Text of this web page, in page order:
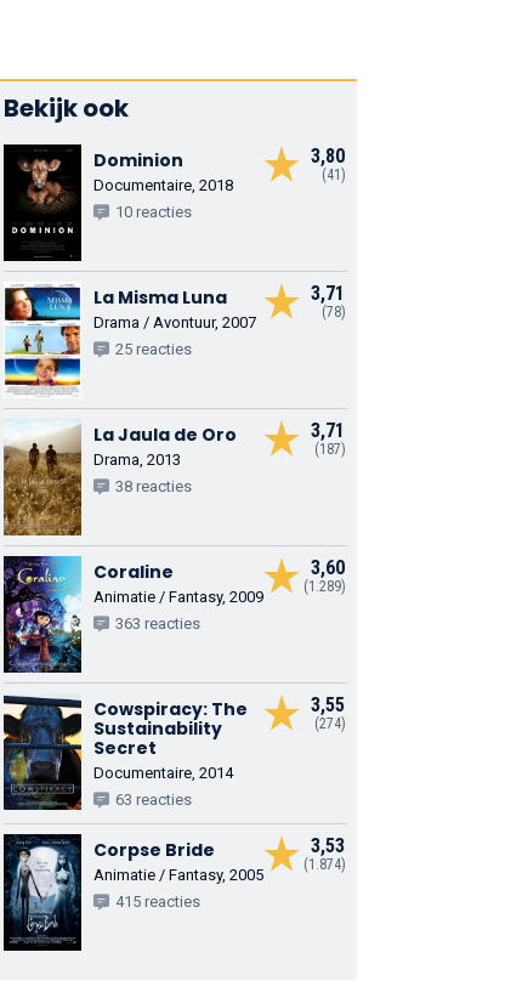
Kevin James
Officer Landers
(stemrol)
Nick Cannon
Officer Lister (stemrol)
Bekijk ook
3,80
(41)
Dominion
Documentaire, 2018
10 reacties
3,71
(78)
La Misma Luna
Drama / Avontuur, 2007
25 reacties
3,71
(187)
La Jaula de Oro
Drama, 2013
38 reacties
3,60
(1.289)
Coraline
Animatie / Fantasy, 2009
363 reacties
3,55
(274)
Cowspiracy: The
Sustainability
Secret
Documentaire, 2014
63 reacties
3,53
(1.874)
Corpse Bride
Animatie / Fantasy, 2005
415 reacties